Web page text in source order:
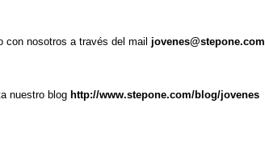
con nosotros a través del mail jovenes@stepone.com
nuestro blog http://www.stepone.com/blog/jovenes